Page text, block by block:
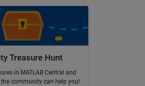
Treasure Hunt
in MATLAB Central and
community can help you!